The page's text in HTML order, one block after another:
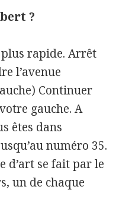
?
plus rapide. Arrêt
l’avenue
Continuer
gauche. A
êtes dans
numéro 35.
d’art se fait par le
un de chaque